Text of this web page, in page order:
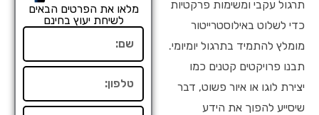
תרגול עקבי ומשימות פרקטיות
כדי לשלוט באילוסטרייטור
מומלץ להתמיד בתרגול יומיומי.
תבנו פרויקטים קטנים כמו
יצירת לוגו או איור פשוט, דבר
שיסייע להפוך את הידע
מלאו את הפרטים הבאים
לשיחת יעוץ בחינם